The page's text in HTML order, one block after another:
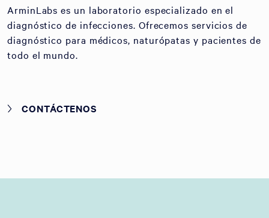
ArminLabs es un laboratorio especializado en el
diagnóstico de infecciones. Ofrecemos servicios de
diagnóstico para médicos, naturópatas y pacientes de
todo el mundo.
CONTÁCTENOS